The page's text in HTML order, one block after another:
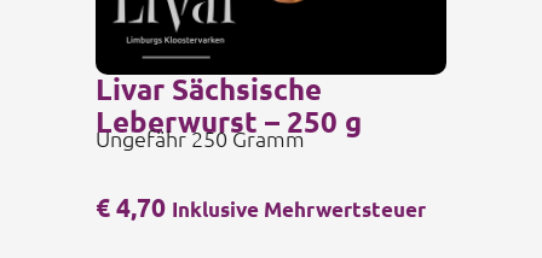
€4,70 Inklusive Mehrwertsteuer
Livar Sächsische
Leberwurst – 250 g
Ungefähr 250 Gramm